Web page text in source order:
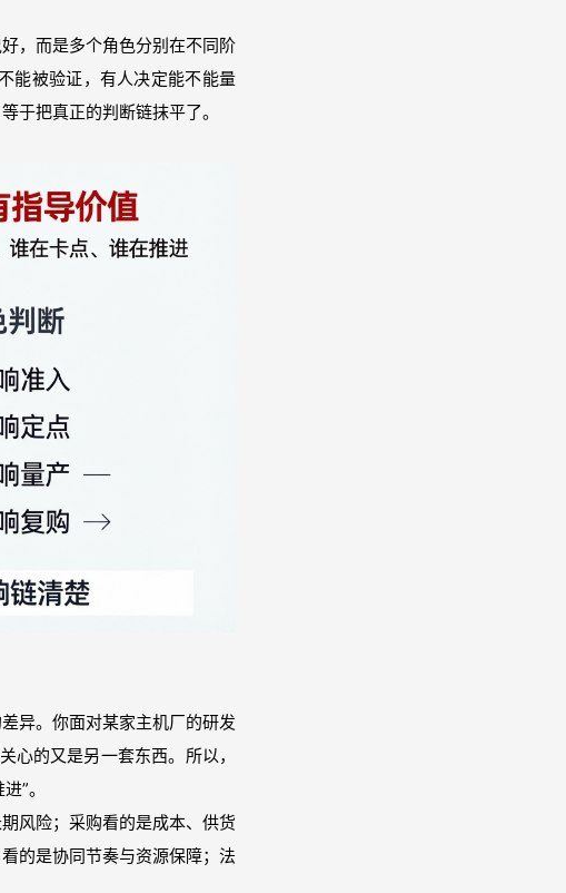
，而是多个角色分别在不同阶
能被验证，有人决定能不能量
于把真正的判断链抹平了。
异。你面对某家主机厂的研发
的又是另一套东西。所以，
”。
风险；采购看的是成本、供货
的是协同节奏与资源保障；法